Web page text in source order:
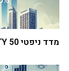
מדד ניפטי 50 NIFTY- הכל על מדד הדגל של הודו